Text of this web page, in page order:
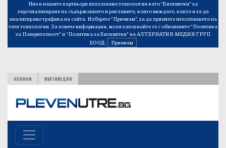
Ние и нашите партньори използваме технологии като “Бисквитки” за
персонализиране на съдържанието и рекламите, които виждате, както и за да
анализираме трафика на сайта. Изберете “Приемам”, за да приемете използването на
тези технологии. За повече информация, моля запознайте се с обновените“Политика
за Поверителност”и“Политика за Бисквитки”на АЛТЕРНАТИВ МЕДИЯ ГРУП
ЕООД.
Приемам
НОВИНИ МУЛТИМЕДИЯ